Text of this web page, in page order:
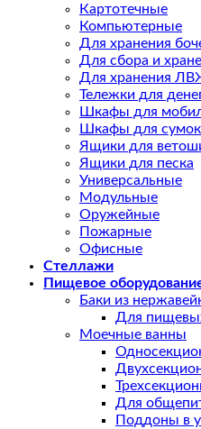
Картотечные
Компьютерные
Для хранения
Для сбора и
Для хранения
Тележки для
Шкафы для
Шкафы для сумок
Ящики для
Ящики для песка
Универсальные
Модульные
Оружейные
Пожарные
Офисные
Стеллажи
Пищевое
Баки из
Для
Моечные ванны
Для
Поддоны в